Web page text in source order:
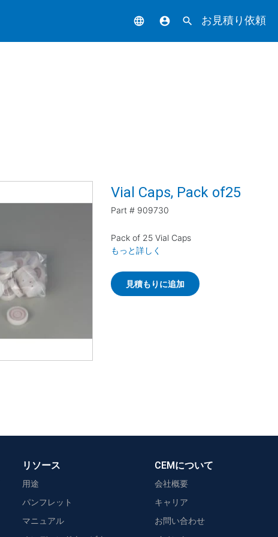
language account_circle search お見積り依頼
Vial Caps, Pack of25
Part # 909730
Pack of 25 Vial Caps
もっと詳しく
見積もりに追加
リソース
用途
パンフレット
マニュアル
CEMについて
会社概要
キャリア
お問い合わせ